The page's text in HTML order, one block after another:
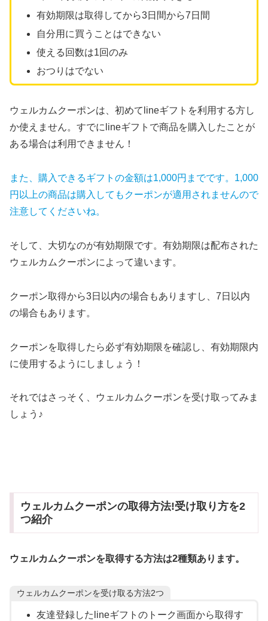
有効期限は取得してから3日間から7日間
自分用に買うことはできない
使える回数は1回のみ
おつりはでない
ウェルカムクーポンは、初めてlineギフトを利用する方し
か使えません。すでにlineギフトで商品を購入したことが
ある場合は利用できません！
また、購入できるギフトの金額は1,000円までです。1,000
円以上の商品は購入してもクーポンが適用されませんので
注意してくださいね。
そして、大切なのが有効期限です。有効期限は配布された
ウェルカムクーポンによって違います。
クーポン取得から3日以内の場合もありますし、7日以内
の場合もあります。
クーポンを取得したら必ず有効期限を確認し、有効期限内
に使用するようにしましょう！
それではさっそく、ウェルカムクーポンを受け取ってみま
しょう♪
ウェルカムクーポンの取得方法!受け取り方を2
つ紹介
ウェルカムクーポンを取得する方法は2種類あります。
ウェルカムクーポンを受け取る方法2つ
友達登録したlineギフトのトーク画面から取得す